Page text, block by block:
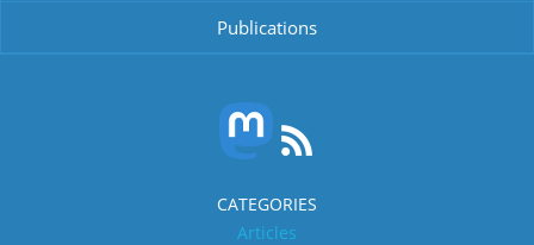
Publications
CATEGORIES
Articles